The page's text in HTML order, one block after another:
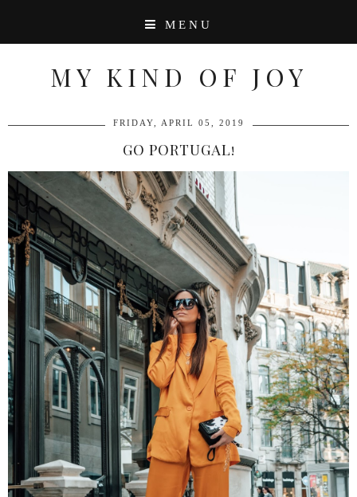
MENU
MY KIND OF JOY
FRIDAY, APRIL 05, 2019
GO PORTUGAL!